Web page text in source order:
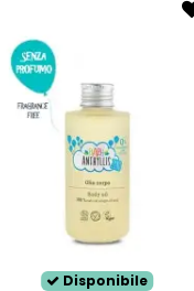
Disponibile